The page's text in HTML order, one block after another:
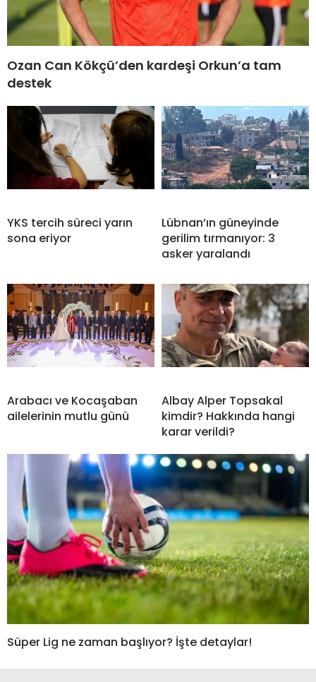
Ozan Can Kökçü’den kardeşi Orkun’a tam
destek
YKS tercih süreci yarın
sona eriyor
Lübnan’ın güneyinde
gerilim tırmanıyor: 3
asker yaralandı
Arabacı ve Kocaşaban
ailelerinin mutlu günü
Albay Alper Topsakal
kimdir? Hakkında hangi
karar verildi?
Süper Lig ne zaman başlıyor? İşte detaylar!